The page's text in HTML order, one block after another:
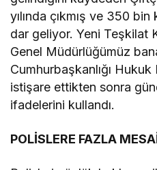
yılında çıkmış ve 350
dar geliyor. Yeni Teşkilat
Genel Müdürlüğümüz
Cumhurbaşkanlığı Hukuk
istişare ettikten sonra
ifadelerini kullandı.
POLİSLERE FAZLA